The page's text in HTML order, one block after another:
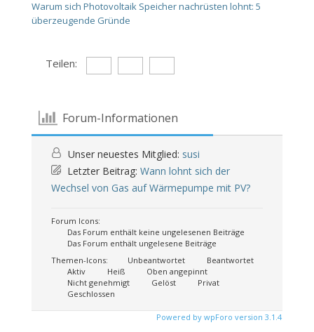
Warum sich Photovoltaik Speicher nachrüsten lohnt: 5
überzeugende Gründe
Teilen:
Forum-Informationen
Unser neuestes Mitglied: susi
Letzter Beitrag: Wann lohnt sich der
Wechsel von Gas auf Wärmepumpe mit PV?
Forum Icons:
Das Forum enthält keine ungelesenen Beiträge
Das Forum enthält ungelesene Beiträge
Themen-Icons:
Unbeantwortet
Beantwortet
Aktiv
Heiß
Oben angepinnt
Nicht genehmigt
Gelöst
Privat
Geschlossen
Powered by wpForo version 3.1.4